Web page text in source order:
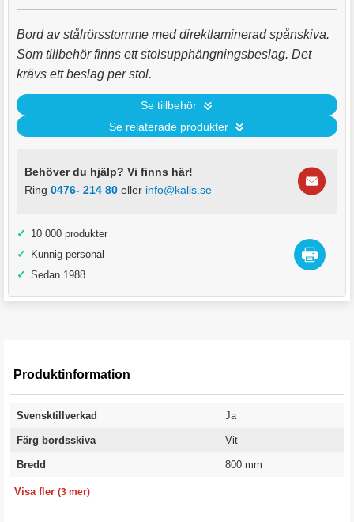
Bord av stålrörsstomme med direktlaminerad spånskiva.
Som tillbehör finns ett stolsupphängningsbeslag. Det
krävs ett beslag per stol.
Se tillbehör
Se relaterade produkter
Behöver du hjälp? Vi finns här!
Ring 0476- 214 80 eller info@kalls.se
✓ 10 000 produkter
✓ Kunnig personal
✓ Sedan 1988
Produktinformation
Svensktillverkad Ja
Färg bordsskiva Vit
Bredd
800 mm
Visa fler (3 mer)